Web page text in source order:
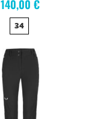
140,00 €
34